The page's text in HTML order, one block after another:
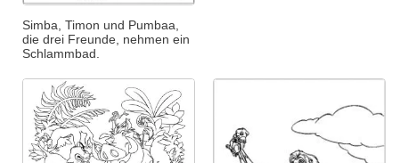
Simba, Timon und Pumbaa,
die drei Freunde, nehmen ein
Schlammbad.